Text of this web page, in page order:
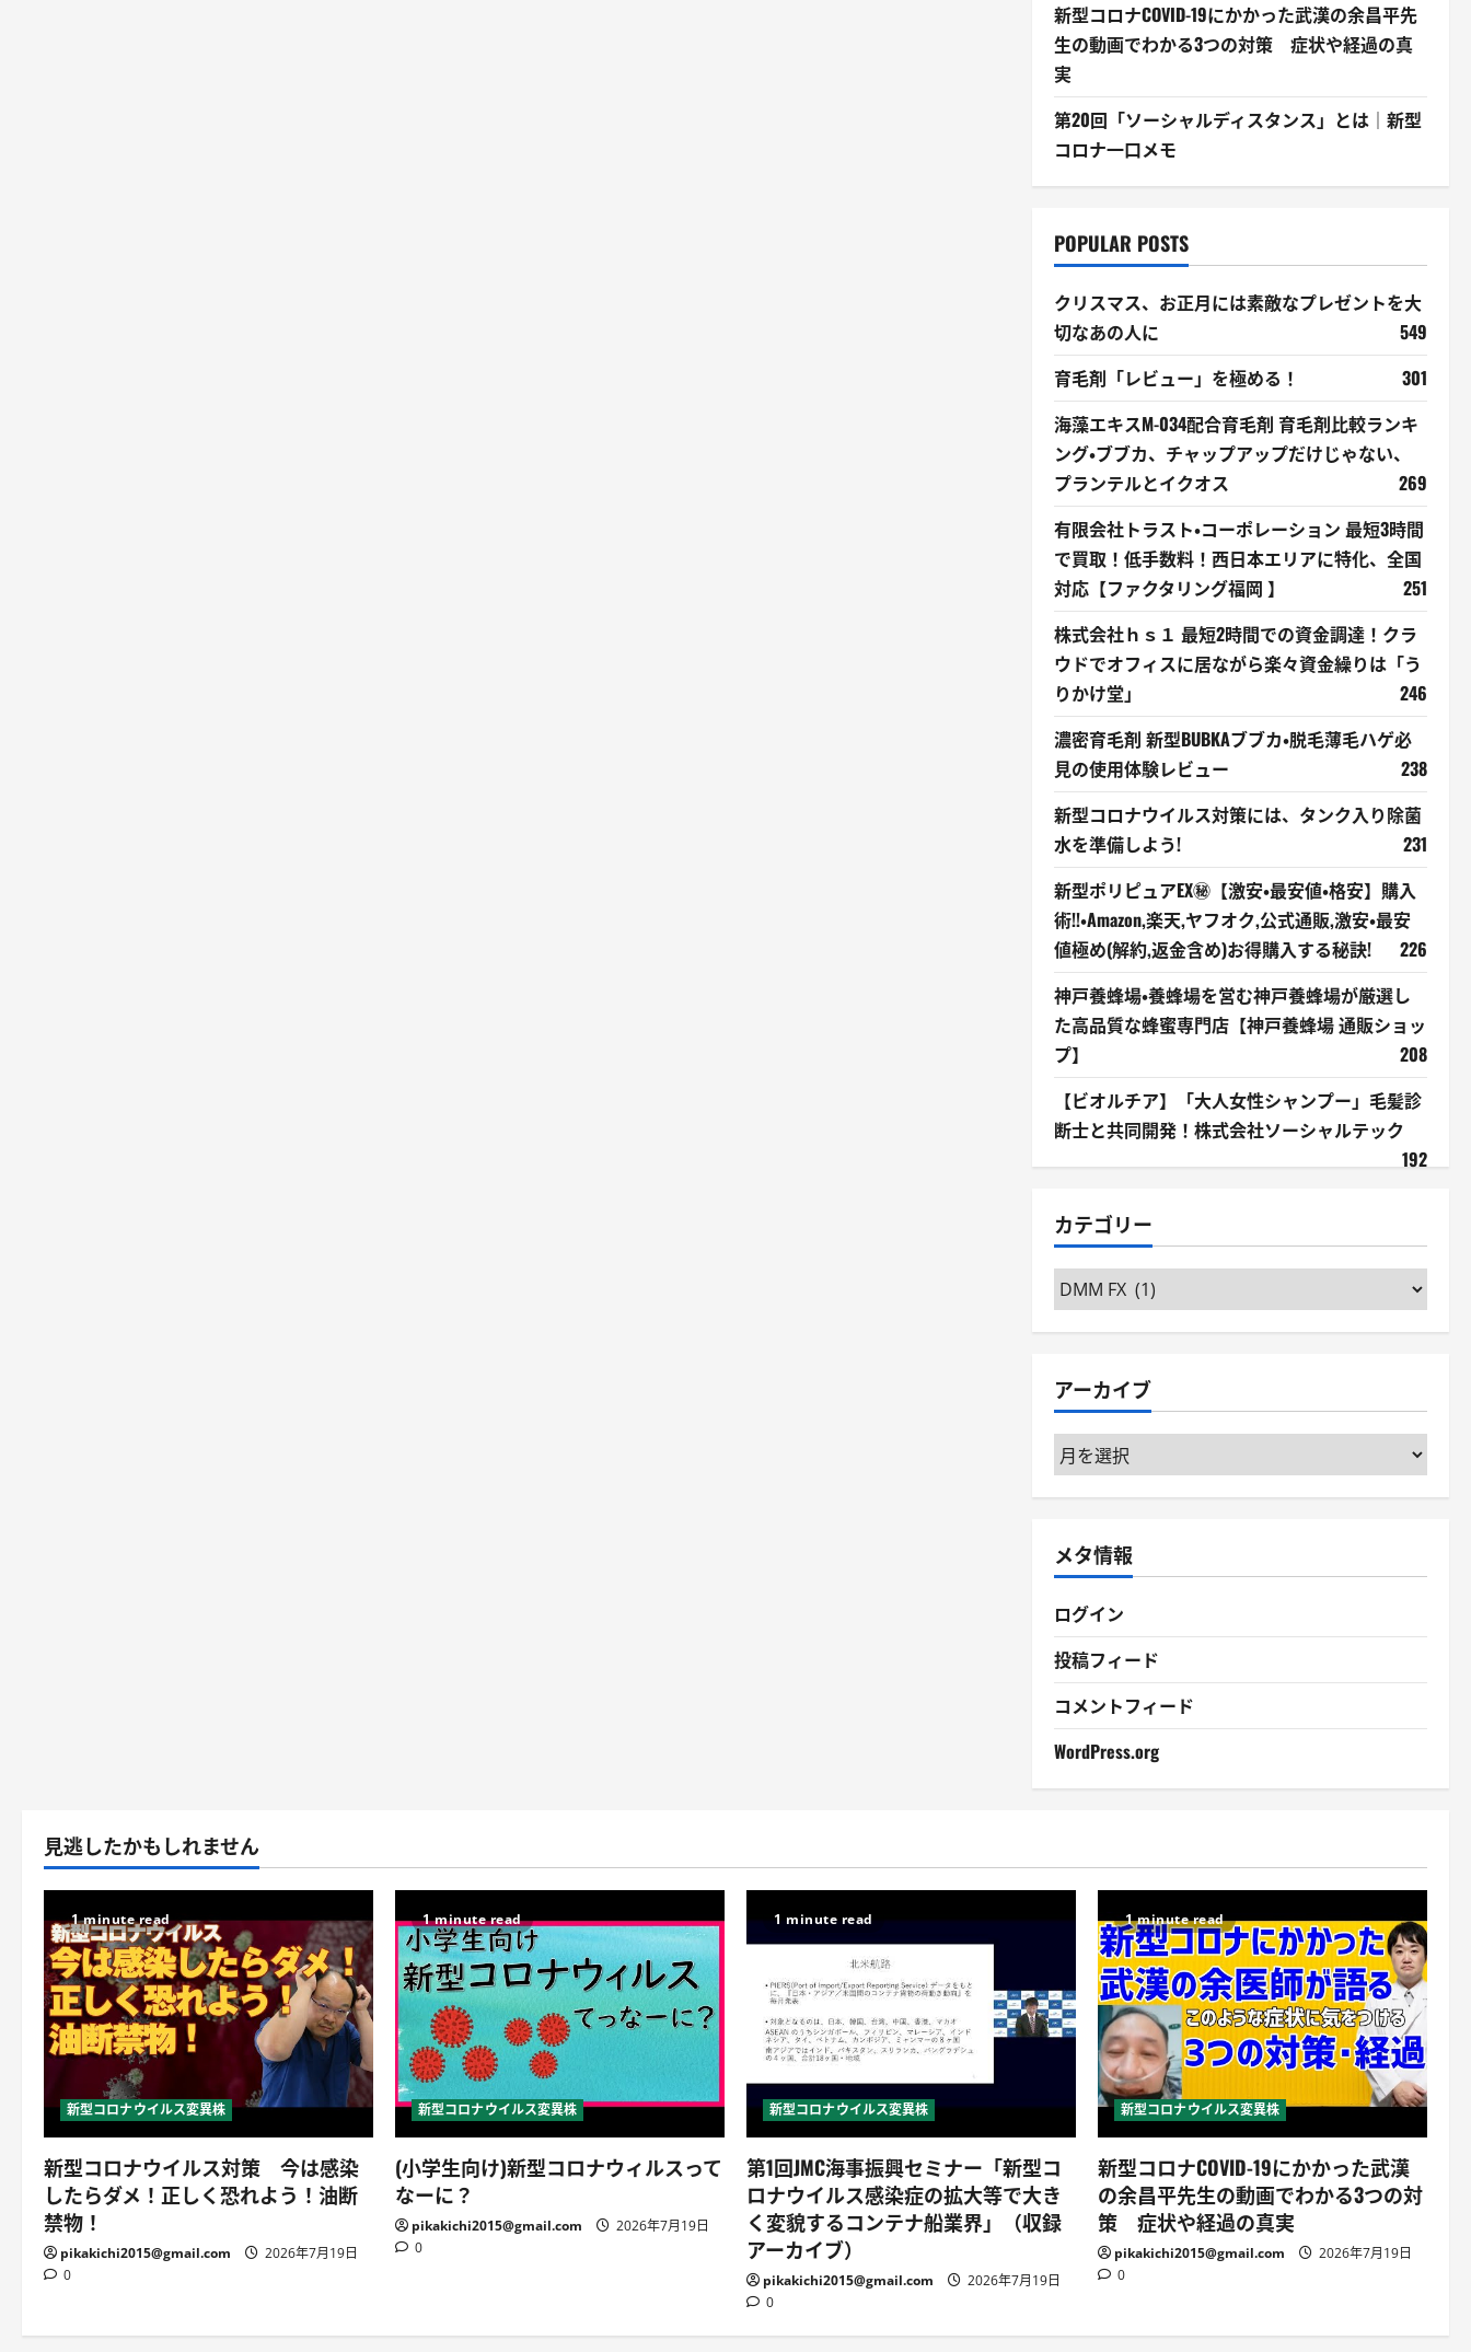
新型コロナCOVID-19にかかった武漢の余昌平先
生の動画でわかる3つの対策 症状や経過の真
実
第20回「ソーシャルディスタンス」とは｜新型
コロナ一口メモ
POPULAR POSTS
クリスマス、お正月には素敵なプレゼントを大
切なあの人に
549
育毛剤「レビュー」を極める！
301
海藻エキスM-034配合育毛剤 育毛剤比較ランキ
ング・ブブカ、チャップアップだけじゃない、
プランテルとイクオス
269
有限会社トラスト・コーポレーション 最短3時間
で買取！低手数料！西日本エリアに特化、全国
対応【ファクタリング福岡 】
251
株式会社ｈｓ１ 最短2時間での資金調達！クラ
ウドでオフィスに居ながら楽々資金繰りは「う
りかけ堂」
246
濃密育毛剤 新型BUBKAブブカ・脱毛薄毛ハゲ必
見の使用体験レビュー
238
新型コロナウイルス対策には、タンク入り除菌
水を準備しよう!
231
新型ポリピュアEX㊙【激安・最安値・格安】購入
術!!・Amazon,楽天,ヤフオク,公式通販,激安・最安
値極め(解約,返金含め)お得購入する秘訣!
226
神戸養蜂場・養蜂場を営む神戸養蜂場が厳選し
た高品質な蜂蜜専門店【神戸養蜂場 通販ショッ
プ】
208
【ビオルチア】「大人女性シャンプー」毛髪診
断士と共同開発！株式会社ソーシャルテック
192
カテゴリー
カ
テ
ー
アーカイブ
ア
ー
ブ
メタ情報
ログイン
投稿フィード
コメントフィード
WordPress.org
見逃したかもしれません
1 minute read
新型コロナウイルス変異株
新型コロナウイルス対策 今は感染
したらダメ！正しく恐れよう！油断
禁物！
pikakichi2015@gmail.com
2026年7月19日
0
1 minute read
新型コロナウイルス変異株
(小学生向け)新型コロナウィルスって
なーに？
pikakichi2015@gmail.com
2026年7月19日
0
1 minute read
新型コロナウイルス変異株
第1回JMC海事振興セミナー「新型コ
ロナウイルス感染症の拡大等で大き
く変貌するコンテナ船業界」（収録
アーカイブ）
pikakichi2015@gmail.com
2026年7月19日
0
1 minute read
新型コロナウイルス変異株
新型コロナCOVID-19にかかった武漢
の余昌平先生の動画でわかる3つの対
策 症状や経過の真実
pikakichi2015@gmail.com
2026年7月19日
0